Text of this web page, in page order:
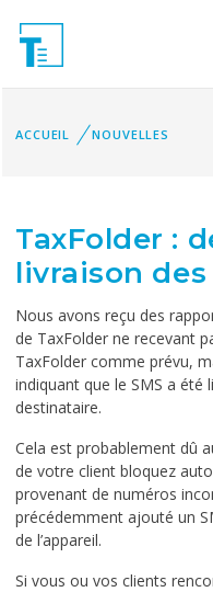
ACCUEIL NOUVELLES
‌TaxFolder :
livraison des
Nous avons reçu des
de TaxFolder ne recevant
TaxFolder comme prévu,
indiquant que le SMS a été
destinataire.
Cela est probablement dû
de votre client bloquez
provenant de numéros
précédemment ajouté un
de l’appareil.
Si vous ou vos clients